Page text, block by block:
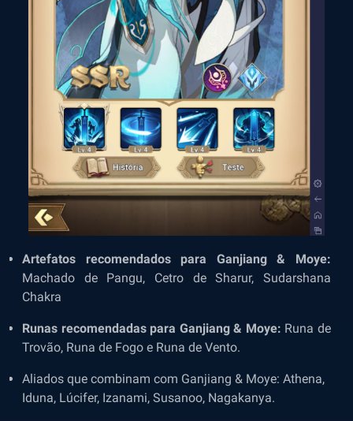
Artefatos recomendados para Ganjiang & Moye:
Machado de Pangu, Cetro de Sharur, Sudarshana
Chakra
Runas recomendadas para Ganjiang & Moye: Runa de
Trovão, Runa de Fogo e Runa de Vento.
Aliados que combinam com Ganjiang & Moye: Athena,
Iduna, Lúcifer, Izanami, Susanoo, Nagakanya.